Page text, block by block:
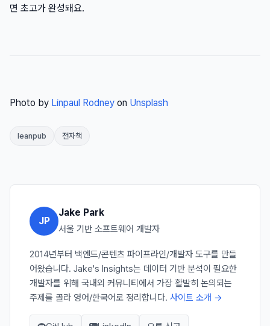
면 초고가 완성돼요.
Photo by Linpaul Rodney on Unsplash
leanpub 전자책
JP
Jake Park
서울 기반 소프트웨어 개발자
2014년부터 백엔드/콘텐츠 파이프라인/개발자 도구를 만들
어왔습니다. Jake's Insights는 데이터 기반 분석이 필요한
개발자를 위해 국내외 커뮤니티에서 가장 활발히 논의되는
주제를 골라 영어/한국어로 정리합니다. 사이트 소개 →